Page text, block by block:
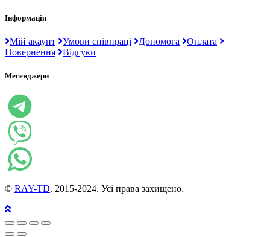
Інформація
Мій акаунт Умови співпраці Допомога
Оплата
Повернення
Відгуки
Месенджери
© RAY-TD. 2015-2024. Усі права захищено.